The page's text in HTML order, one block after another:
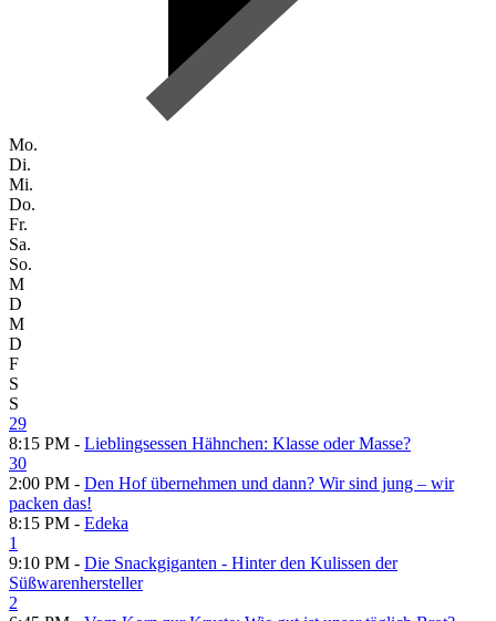
Mo.
Di.
Mi.
Do.
Fr.
Sa.
So.
M
D
M
D
F
S
S
29
8:15 PM - Lieblingsessen Hähnchen: Klasse oder Masse?
30
2:00 PM - Den Hof übernehmen und dann? Wir sind jung – wir
packen das!
8:15 PM - Edeka
1
9:10 PM - Die Snackgiganten - Hinter den Kulissen der
Süßwarenhersteller
2